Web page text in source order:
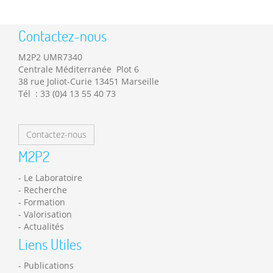
Contactez-nous
M2P2 UMR7340
Centrale Méditerranée Plot 6
38 rue Joliot-Curie 13451 Marseille
Tél : 33 (0)4 13 55 40 73
Contactez-nous
M2P2
Le Laboratoire
Recherche
Formation
Valorisation
Actualités
Liens Utiles
Publications